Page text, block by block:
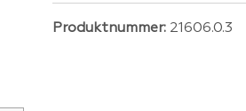
Produktnummer: 21606.0.3